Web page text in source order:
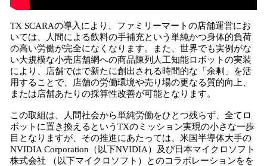
TX SCARAの導入により、ファミリーマートの店舗運営にお
いては、人間による飲料の手補充という単純かつ身体的負荷
の高い労働が完全になくなります。また、世界でも実例がな
い大規模な小売店舗網への商品陳列人工知能ロボットの実装
により、店舗ではで新たに創出される時間的な「余剰」を活
用することで、店舗の労働環境や売り場の更なる質的向上、
または店舗あたりの採算性改善が可能となります。
この取組は、人間社会から単純労働をひとつ残らず、全てロ
ボットに置き換えるというTXのミッション実現の小さな一歩
目となりますが、その推進にあたっては、米国半導体大手の
NVIDIA Corporation（以下NVIDIA）及び日本マイクロソフト
株式会社 （以下マイクロソフト）とのコラボレーションをを